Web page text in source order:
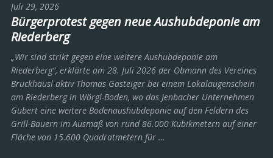
Juli 29, 2026
Bürgerprotest gegen neue Aushubdeponie am
Riederberg
„Wir sind strikt gegen eine weitere Aushubdeponie am
Riederberg“, erklärte am 28. Juli 2026 der Obmann des Vereines
Bruckhäusl aktiv Thomas Gasteiger bei einem Lokalaugenschein
am Riederberg in Wörgl-Boden, wo das Jenbacher Unternehmen
Gubert eine weitere Bodenaushubdeponie auf den Feldern des
Grill-Bauern im Ausmaß von rund 86.000 Kubikmetern auf einer
Fläche von 15.600 Quadratmetern für …